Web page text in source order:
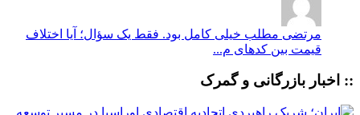
مرتضی مطلب خیلی کامل بود. فقط یک سؤال؛ آیا اختلاف
قیمت بین کدهای م...
:: اخبار بازرگانی و گمرک